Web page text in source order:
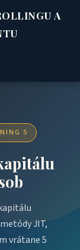
A
5
JIT,
vrátane 5